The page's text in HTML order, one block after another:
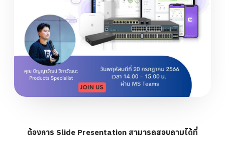
ต้องการ Slide Presentation สามารถสอบถามได้ที่